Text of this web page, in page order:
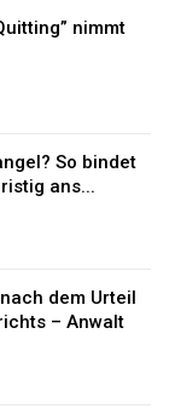
nimmt
So bindet
ans...
dem Urteil
– Anwalt